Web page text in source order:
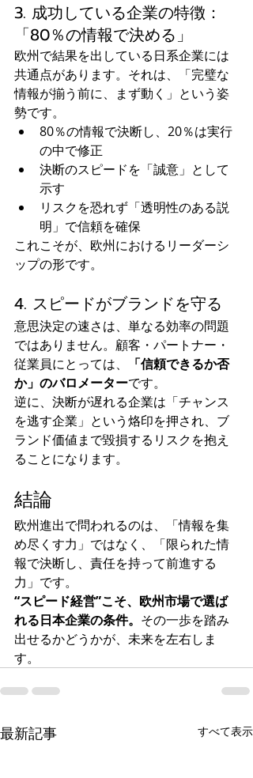
3. 成功している企業の特徴：
「80％の情報で決める」
欧州で結果を出している日系企業には
共通点があります。それは、「完璧な
情報が揃う前に、まず動く」という姿
勢です。
80％の情報で決断し、20％は実行
の中で修正
決断のスピードを「誠意」として
示す
リスクを恐れず「透明性のある説
明」で信頼を確保
これこそが、欧州におけるリーダーシ
ップの形です。
4. スピードがブランドを守る
意思決定の速さは、単なる効率の問題
ではありません。顧客・パートナー・
従業員にとっては、
「信頼できるか否
か」のバロメーターです。
逆に、決断が遅れる企業は「チャンス
を逃す企業」という烙印を押され、ブ
ランド価値まで毀損するリスクを抱え
ることになります。
結論
欧州進出で問われるのは、「情報を集
め尽くす力」ではなく、「限られた情
報で決断し、責任を持って前進する
力」です。
“スピード経営”こそ、欧州市場で選ば
れる日本企業の条件。 その一歩を踏み
出せるかどうかが、未来を左右しま
す。
最新記事 すべて表示